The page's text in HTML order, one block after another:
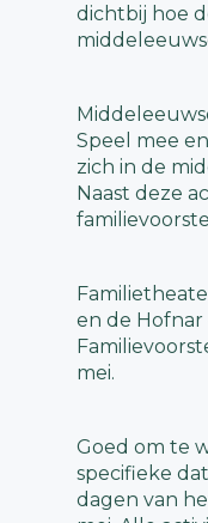
dichtbij hoe
Speel mee
zich in de
Naast deze
en de Hofnar
mei.
Goed om te
specifieke
dagen van